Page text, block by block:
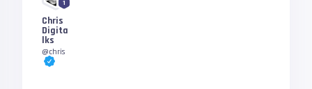
1
Chris
Digita
lks
@chris